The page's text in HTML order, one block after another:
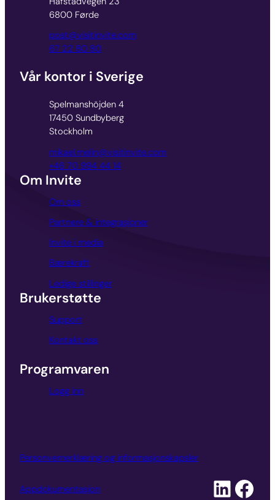
6800 Førde
post@visitinvite.com
67 22 80 80
Vår kontor i Sverige
Spelmanshöjden 4
17450 Sundbyberg
Stockholm
mikael.melin@visitinvite.com
+46 70 994 44 14
Om Invite
Om oss
Partnere & integrasjoner
Invite i media
Bærekraft
Ledige stillinger
Brukerstøtte
Support
Kontakt oss
Programvaren
Logg inn
Personvernerklæring og informasjonskapsler
Appdokumentasjon